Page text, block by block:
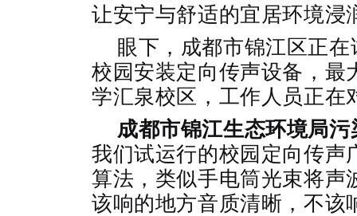
让安宁与舒适的宜居环境浸
眼下，成都市锦江区正
校园安装定向传声设备，最
学汇泉校区，工作人员正在
成都市锦江生态环境局
我们试运行的校园定向传声
算法，类似手电筒光束将声
该响的地方音质清晰，不该